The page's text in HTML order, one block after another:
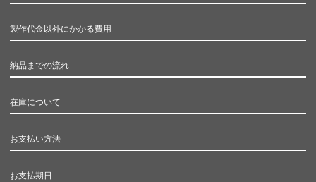
製作代金以外にかかる費用
納品までの流れ
在庫について
お支払い方法
お支払期日